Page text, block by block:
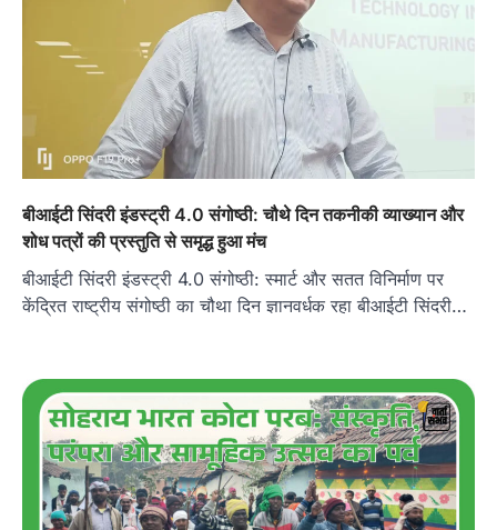
बीआईटी सिंदरी इंडस्ट्री 4.0 संगोष्ठी: चौथे दिन तकनीकी व्याख्यान और
शोध पत्रों की प्रस्तुति से समृद्ध हुआ मंच
बीआईटी सिंदरी इंडस्ट्री 4.0 संगोष्ठी: स्मार्ट और सतत विनिर्माण पर
केंद्रित राष्ट्रीय संगोष्ठी का चौथा दिन ज्ञानवर्धक रहा बीआईटी सिंदरी…